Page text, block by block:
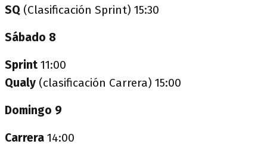
SQ (Clasificación Sprint) 15:30
Sábado 8
Sprint 11:00
Qualy (clasificación Carrera) 15:00
Domingo 9
Carrera 14:00